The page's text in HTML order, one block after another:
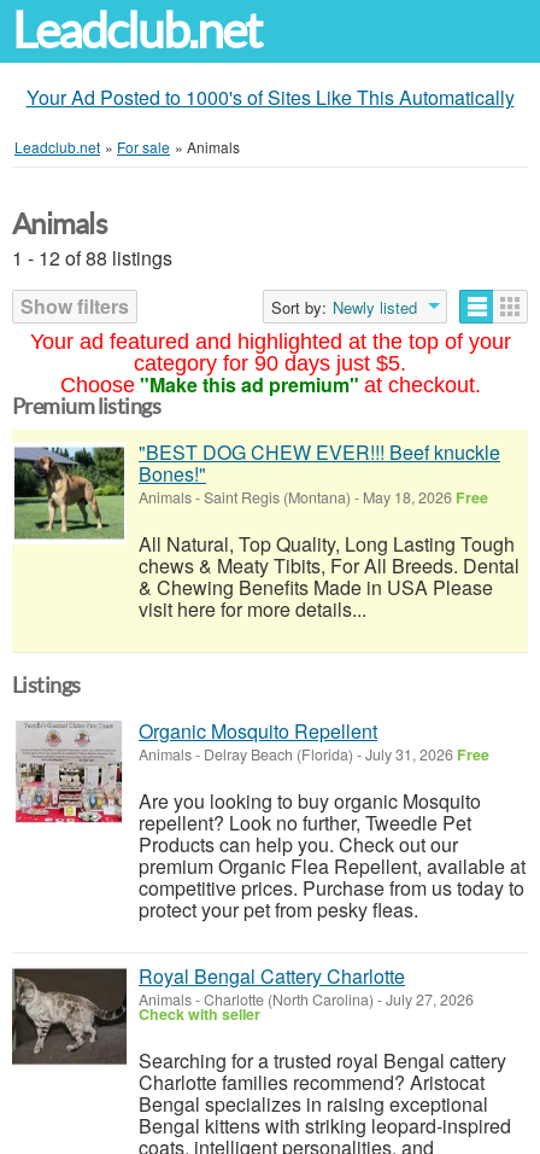
Leadclub.net
Your Ad Posted to 1000's of Sites Like This Automatically
Leadclub.net » For sale » Animals
Your ad featured and highlighted at the top of your
category for 90 days just $5.
Choose "Make this ad premium" at checkout.
Animals
1 - 12 of 88 listings
Show filters
Sort by: Newly listed
Premium listings
"BEST DOG CHEW EVER!!! Beef knuckle
Bones!"
Animals-Saint Regis (Montana) - May 18, 2026 Free
All Natural, Top Quality, Long Lasting Tough
chews & Meaty Tibits, For All Breeds. Dental
& Chewing Benefits Made in USA Please
visit here for more details...
Listings
Organic Mosquito Repellent
Animals- Delray Beach (Florida) -July 31, 2026 Free
Are you looking to buy organic Mosquito
repellent? Look no further, Tweedle Pet
Products can help you. Check out our
premium Organic Flea Repellent, available at
competitive prices. Purchase from us today to
protect your pet from pesky fleas.
Royal Bengal Cattery Charlotte
Animals-Charlotte (North Carolina) -July 27, 2026
Check with seller
Searching for a trusted royal Bengal cattery
Charlotte families recommend? Aristocat
Bengal specializes in raising exceptional
Bengal kittens with striking leopard-inspired
coats, intelligent personalities, and